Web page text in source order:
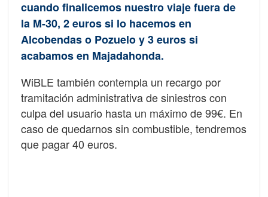
cuando finalicemos nuestro viaje fuera de
la M-30, 2 euros si lo hacemos en
Alcobendas o Pozuelo y 3 euros si
acabamos en Majadahonda.
WiBLE también contempla un recargo por
tramitación administrativa de siniestros con
culpa del usuario hasta un máximo de 99€. En
caso de quedarnos sin combustible, tendremos
que pagar 40 euros.